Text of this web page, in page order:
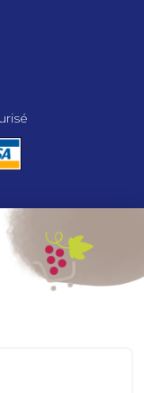
RÉSERVÉS.
DE CONFIDENTIALITÉ
répond aux
des collectivités et des
travaille en
pour mettre au point,